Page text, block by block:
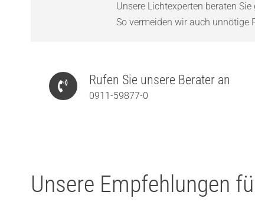
Unsere Lichtexperten beraten
So vermeiden wir auch unnötige
Rufen Sie unsere Berater an
0911-59877-0
Unsere Empfehlungen